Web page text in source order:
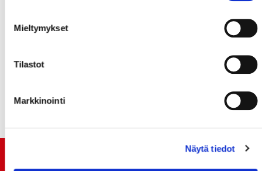
Mieltymykset
Tilastot
Markkinointi
Näytä tiedot
MYYNNISSÄ! - HANKI EDULLISESTI ENNEN